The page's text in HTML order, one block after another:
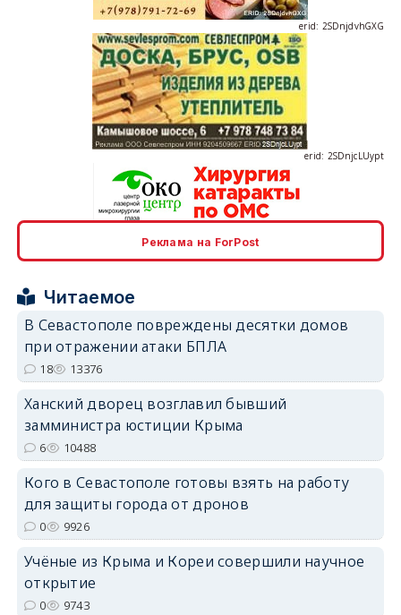
Реклама на ForPost
Читаемое
В Севастополе повреждены десятки домов
при отражении атаки БПЛА
18 13376
Ханский дворец возглавил бывший
замминистра юстиции Крыма
6 10488
Кого в Севастополе готовы взять на работу
для защиты города от дронов
0 9926
Учёные из Крыма и Кореи совершили научное
открытие
0 9743